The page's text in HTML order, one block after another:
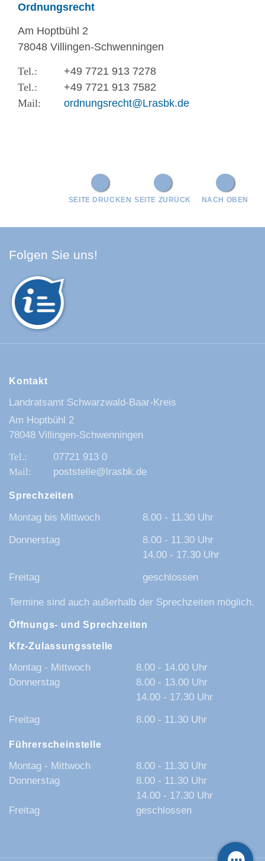
Ordnungsrecht
Am Hoptbühl 2
78048 Villingen-Schwenningen
+49 7721 913 7278
+49 7721 913 7582
ordnungsrecht@Lrasbk.de
NACH OBEN
SEITE ZURÜCK
SEITE DRUCKEN
Folgen Sie uns!
Kontakt
Landratsamt Schwarzwald-Baar-Kreis
Am Hoptbühl 2
78048 Villingen-Schwenningen
07721 913 0
poststelle@lrasbk.de
Sprechzeiten
Montag bis Mittwoch
8.00 - 11.30 Uhr
Donnerstag
8.00 - 11.30 Uhr
14.00 - 17.30 Uhr
Freitag
geschlossen
Termine sind auch außerhalb der Sprechzeiten möglich.
Öffnungs- und Sprechzeiten
Kfz-Zulassungsstelle
Montag - Mittwoch
8.00 - 14.00 Uhr
Donnerstag
8.00 - 13.00 Uhr
14.00 - 17.30 Uhr
Freitag
8.00 - 11.30 Uhr
Führerscheinstelle
Montag - Mittwoch
8.00 - 11.30 Uhr
Donnerstag
8.00 - 11.30 Uhr
14.00 - 17.30 Uhr
Freitag
geschlossen